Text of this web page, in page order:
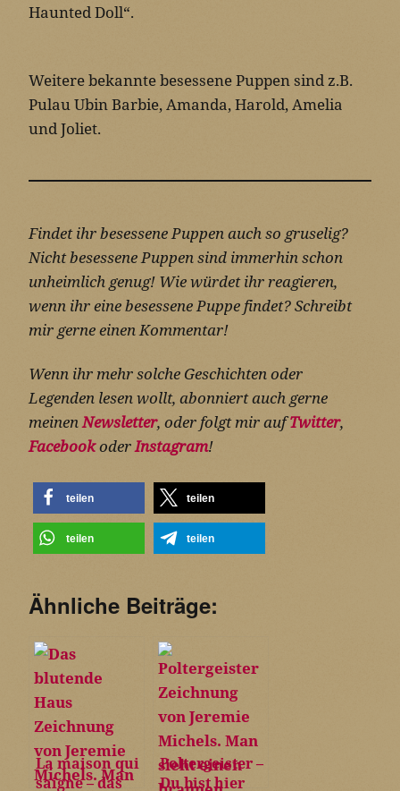
Haunted Doll“.
Weitere bekannte besessene Puppen sind z.B.
Pulau Ubin Barbie, Amanda, Harold, Amelia
und Joliet.
Findet ihr besessene Puppen auch so gruselig?
Nicht besessene Puppen sind immerhin schon
unheimlich genug! Wie würdet ihr reagieren,
wenn ihr eine besessene Puppe findet? Schreibt
mir gerne einen Kommentar!
Wenn ihr mehr solche Geschichten oder
Legenden lesen wollt, abonniert auch gerne
meinenNewsletter, oder folgt mir aufTwitter,
FacebookoderInstagram!
teilen teilen
teilen teilen
Ähnliche Beiträge:
La maison qui
saigne – das
Poltergeister –
Du bist hier